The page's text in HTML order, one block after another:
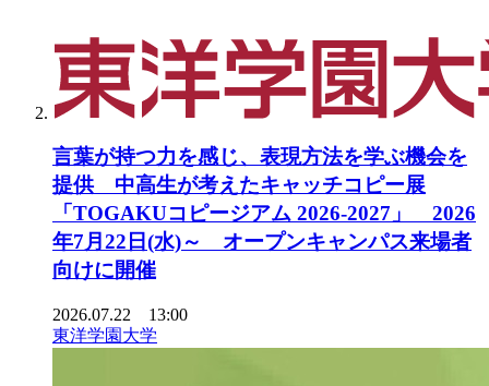
言葉が持つ力を感じ、表現方法を学ぶ機会を
提供 中高生が考えたキャッチコピー展
「TOGAKUコピージアム 2026-2027」 2026
年7月22日(水)～ オープンキャンパス来場者
向けに開催
2026.07.22 13:00
東洋学園大学